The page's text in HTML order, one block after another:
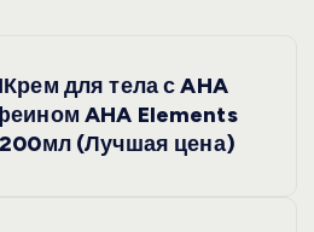
для тела с AHA
AHA Elements
(Лучшая цена)